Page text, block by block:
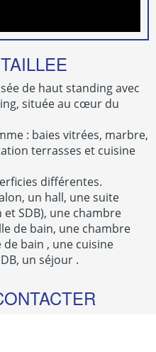
de haut standing avec
située au cœur du
: baies vitrées, marbre,
terrasses et cuisine
différentes.
un hall, une suite
SDB), une chambre
de bain, une chambre
de bain , une cuisine
un séjour .